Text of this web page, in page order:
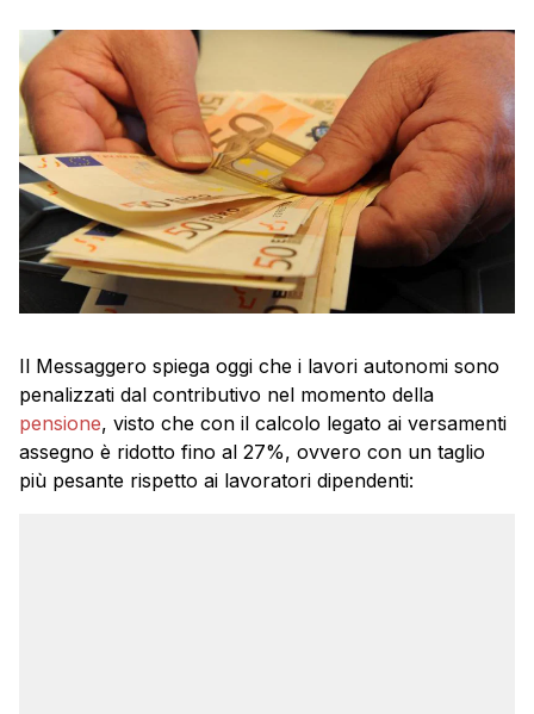
Il Messaggero spiega oggi che i lavori autonomi sono
penalizzati dal contributivo nel momento della
pensione, visto che con il calcolo legato ai versamenti
assegno è ridotto fino al 27%, ovvero con un taglio
più pesante rispetto ai lavoratori dipendenti: